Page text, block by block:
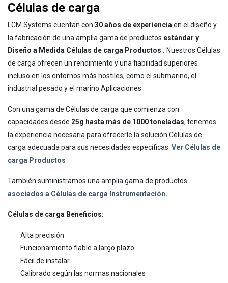
Células de carga
LCM Systems cuentan con 30 años de experiencia en el diseño y
la fabricación de una amplia gama de productos estándar y
Diseño a Medida Células de carga Productos . Nuestros Células
de carga ofrecen un rendimiento y una fiabilidad superiores
incluso en los entornos más hostiles, como el submarino, el
industrial pesado y el marino Aplicaciones.
Con una gama de Células de carga que comienza con
capacidades desde 25g hasta más de 1000 toneladas, tenemos
la experiencia necesaria para ofrecerle la solución Células de
carga adecuada para sus necesidades específicas. Ver Células de
carga Productos
También suministramos una amplia gama de productos
asociados a Células de carga Instrumentación.
Células de carga Beneficios:
Alta precisión
Funcionamiento fiable a largo plazo
Fácil de instalar
Calibrado según las normas nacionales